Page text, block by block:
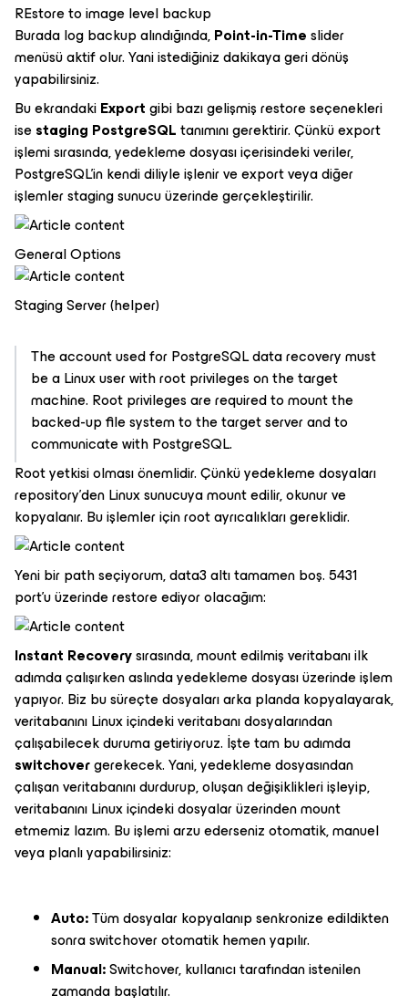
REstore to image level backup
Burada log backup alındığında,Point-in-Timeslider
menüsü aktif olur. Yani istediğiniz dakikaya geri dönüş
yapabilirsiniz.
Bu ekrandakiExportgibi bazı gelişmiş restore seçenekleri
isestaging PostgreSQLtanımını gerektirir. Çünkü export
işlemi sırasında, yedekleme dosyası içerisindeki veriler,
PostgreSQL’in kendi diliyle işlenir ve export veya diğer
işlemler staging sunucu üzerinde gerçekleştirilir.
General Options
Staging Server (helper)
The account used for PostgreSQL data recovery must
be a Linux user withrootprivileges on the target
machine. Root privileges are required to mount the
backed-up file system to the target server and to
communicate with PostgreSQL.
Root yetkisi olması önemlidir. Çünkü yedekleme dosyaları
repository’den Linux sunucuya mount edilir, okunur ve
kopyalanır. Bu işlemler için root ayrıcalıkları gereklidir.
Yeni bir path seçiyorum, data3 altı tamamen boş. 5431
port'u üzerinde restore ediyor olacağım:
Instant Recoverysırasında, mount edilmiş veritabanı ilk
adımda çalışırken aslında yedekleme dosyası üzerinde işlem
yapıyor. Biz bu süreçte dosyaları arka planda kopyalayarak,
veritabanını Linux içindeki veritabanı dosyalarından
çalışabilecek duruma getiriyoruz. İşte tam bu adımda
switchovergerekecek. Yani, yedekleme dosyasından
çalışan veritabanını durdurup, oluşan değişiklikleri işleyip,
veritabanını Linux içindeki dosyalar üzerinden mount
etmemiz lazım. Bu işlemi arzu ederseniz otomatik, manuel
veya planlı yapabilirsiniz:
Auto:Tüm dosyalar kopyalanıp senkronize edildikten
sonra switchover otomatik hemen yapılır.
Manual:Switchover, kullanıcı tarafından istenilen
zamanda başlatılır.